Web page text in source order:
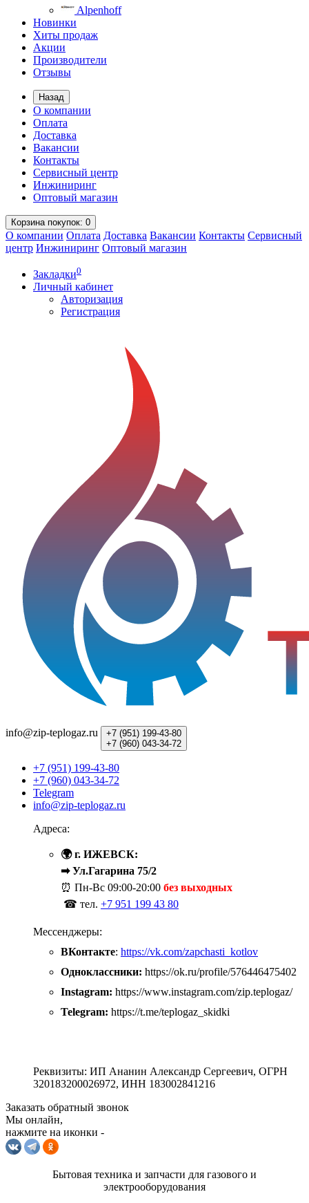
Alpenhoff
Новинки
Хиты продаж
Акции
Производители
Отзывы
Назад
О компании
Оплата
Доставка
Вакансии
Контакты
Сервисный центр
Инжиниринг
Оптовый магазин
Корзинапокупок: 0
О компании Оплата Доставка Вакансии Контакты Сервисный
центр Инжиниринг Оптовый магазин
Закладки0
Личный кабинет
Авторизация
Регистрация
info@zip-teplogaz.ru +7 (951) 199-43-80
+7 (960) 043-34-72
+7 (951) 199-43-80
+7 (960) 043-34-72
Telegram
info@zip-teplogaz.ru
Адреса:
🌍 г. ИЖЕВСК:
➡ Ул.Гагарина 75/2
⏰ Пн-Вс 09:00-20:00 без выходных
☎ тел. +7 951 199 43 80
Мессенджеры:
ВКонтакте: https://vk.com/zapchasti_kotlov
Одноклассники: https://ok.ru/profile/576446475402
Instagram: https://www.instagram.com/zip.teplogaz/
Telegram: https://t.me/teplogaz_skidki
Реквизиты: ИП Ананин Александр Сергеевич, ОГРН
320183200026972, ИНН 183002841216
Заказать обратный звонок
Мы онлайн,
нажмите на иконки -
Бытовая техника и запчасти для газового и
электрооборудования